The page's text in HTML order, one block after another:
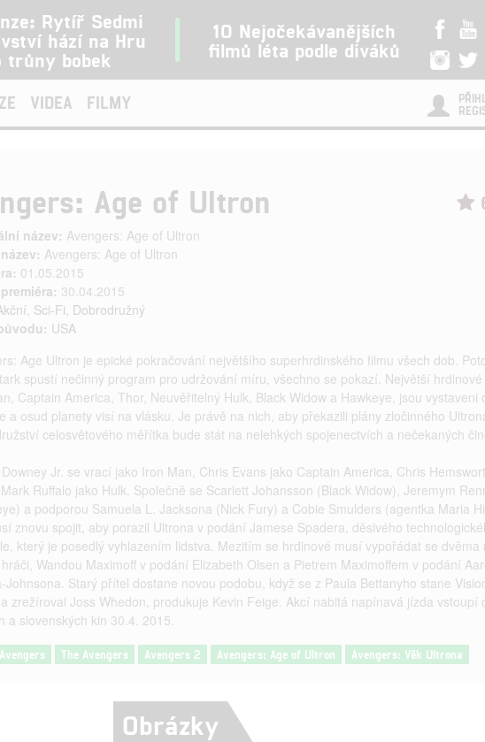
Rytíř Sedmi
hází na Hru
trůny bobek
10 Nejočekávanějších
filmů léta podle diváků
VIDEA FILMY
Age of Ultron
název: Avengers: Age of Ultron
Avengers: Age of Ultron
01.05.2015
30.04.2015
, Sci-Fi, Dobrodružný
USA
Age Ultron je epické pokračování největšího superhrdinského filmu všech dob.
spustí nečinný program pro udržování míru, všechno se pokazí. Největší hrdinové
Captain America, Thor, Neuvěřitelný Hulk, Black Widow a Hawkeye, jsou vystaveni
a osud planety visí na vlásku. Je právě na nich, aby překazili plány zločinného
celosvětového měřítka bude stát na nelehkých spojenectvích a nečekaných
Jr. se vrací jako Iron Man, Chris Evans jako Captain America, Chris
Ruffalo jako Hulk. Společně se Scarlett Johansson (Black Widow), Jeremym
a podporou Samuela L. Jacksona (Nick Fury) a Cobie Smulders (agentka Maria
znovu spojit, aby porazil Ultrona v podání Jamese Spadera, děsivého
který je posedlý vyhlazením lidstva. Mezitím se hrdinové musí vypořádat se dvěma
Wandou Maximoff v podání Elizabeth Olsen a Pietrem Maximoffem v podání
Johnsona. Starý přítel dostane novou podobu, když se z Paula Bettanyho stane
zrežíroval Joss Whedon, produkuje Kevin Feige. Akcí nabitá napínavá jízda vstoupí
a slovenských kin 30.4. 2015.
Avengers The Avengers Avengers 2 Avengers: Age of Ultron Avengers: Věk Ultrona
Obrázky